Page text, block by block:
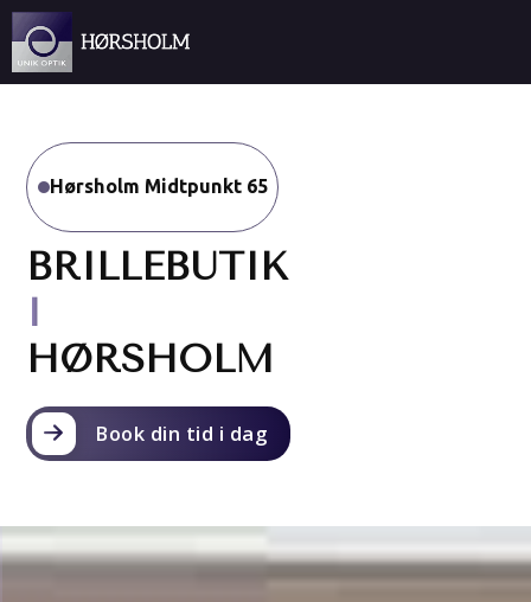
Spring til hovedindhold
Spring til sidefod
Hørsholm Midtpunkt 65
BRILLEBUTIK
I
HØRSHOLM
Book din tid i dag